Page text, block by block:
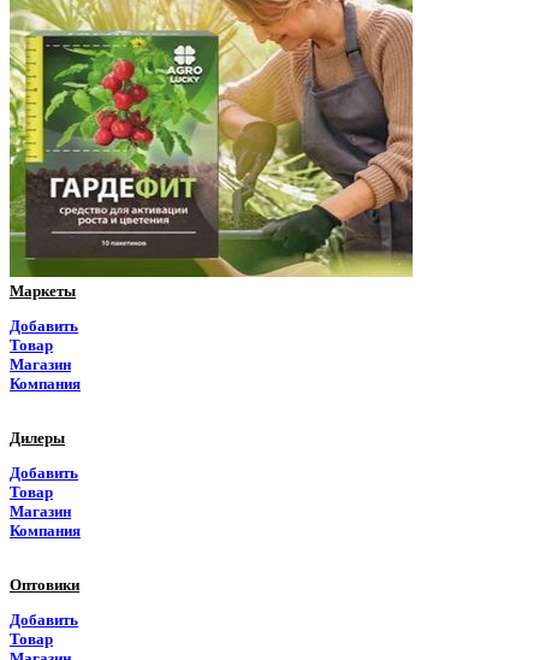
Орловская область
Пензенская область
Пермский край
Приморский край
Псковская область
Ростовская область
Маркеты
Добавить
Товар
Магазин
Компания
Дилеры
Добавить
Товар
Магазин
Компания
Оптовики
Добавить
Товар